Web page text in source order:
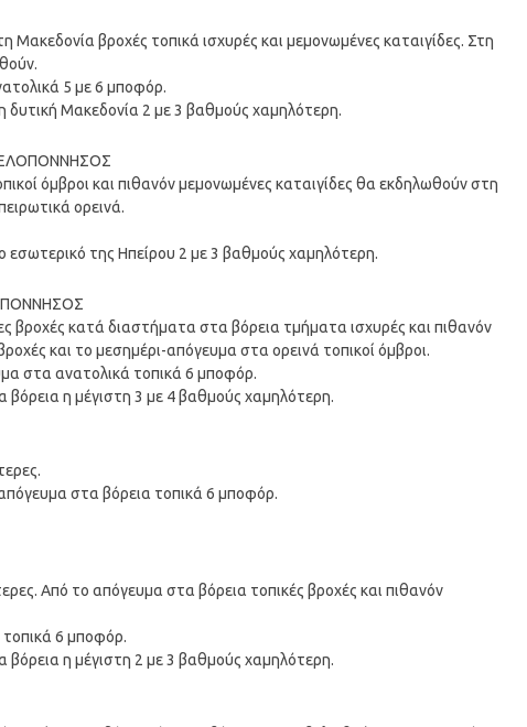
βροχές τοπικά ισχυρές και μεμονωμένες καταιγίδες. Στη
5 με 6 μποφόρ.
Μακεδονία 2 με 3 βαθμούς χαμηλότερη.
όμβροι και πιθανόν μεμονωμένες καταιγίδες θα εκδηλωθούν στη
ορεινά.
της Ηπείρου 2 με 3 βαθμούς χαμηλότερη.
βροχές κατά διαστήματα στα βόρεια τμήματα ισχυρές και πιθανόν
και το μεσημέρι-απόγευμα στα ορεινά τοπικοί όμβροι.
στα ανατολικά τοπικά 6 μποφόρ.
η μέγιστη 3 με 4 βαθμούς χαμηλότερη.
στα βόρεια τοπικά 6 μποφόρ.
Από το απόγευμα στα βόρεια τοπικές βροχές και πιθανόν
τοπικά 6 μποφόρ.
η μέγιστη 2 με 3 βαθμούς χαμηλότερη.